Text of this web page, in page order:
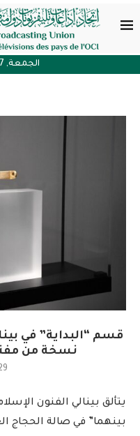
الجمعة, 7 أغسطس , 2026
قسم “البداية” في
نسخة من
يتألق بينالي الفنون
بينهما” في صالة الحجاج